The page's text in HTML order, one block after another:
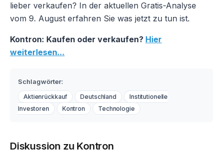
lieber verkaufen? In der aktuellen Gratis-Analyse
vom 9. August erfahren Sie was jetzt zu tun ist.
Kontron: Kaufen oder verkaufen? Hier
weiterlesen...
Schlagwörter:
Aktienrückkauf Deutschland
Institutionelle
Investoren
Kontron Technologie
Diskussion zu Kontron